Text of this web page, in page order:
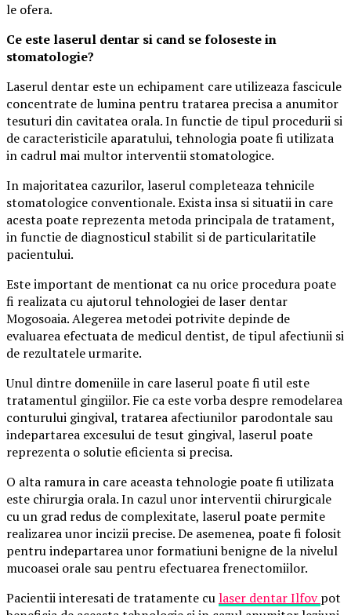
le ofera.
Ce este laserul dentar si cand se foloseste in
stomatologie?
Laserul dentar este un echipament care utilizeaza fascicule
concentrate de lumina pentru tratarea precisa a anumitor
tesuturi din cavitatea orala. In functie de tipul procedurii si
de caracteristicile aparatului, tehnologia poate fi utilizata
in cadrul mai multor interventii stomatologice.
In majoritatea cazurilor, laserul completeaza tehnicile
stomatologice conventionale. Exista insa si situatii in care
acesta poate reprezenta metoda principala de tratament,
in functie de diagnosticul stabilit si de particularitatile
pacientului.
Este important de mentionat ca nu orice procedura poate
fi realizata cu ajutorul tehnologiei de laser dentar
Mogosoaia. Alegerea metodei potrivite depinde de
evaluarea efectuata de medicul dentist, de tipul afectiunii si
de rezultatele urmarite.
Unul dintre domeniile in care laserul poate fi util este
tratamentul gingiilor. Fie ca este vorba despre remodelarea
conturului gingival, tratarea afectiunilor parodontale sau
indepartarea excesului de tesut gingival, laserul poate
reprezenta o solutie eficienta si precisa.
O alta ramura in care aceasta tehnologie poate fi utilizata
este chirurgia orala. In cazul unor interventii chirurgicale
cu un grad redus de complexitate, laserul poate permite
realizarea unor incizii precise. De asemenea, poate fi folosit
pentru indepartarea unor formatiuni benigne de la nivelul
mucoasei orale sau pentru efectuarea frenectomiilor.
Pacientii interesati de tratamente culaser dentar Ilfovpot